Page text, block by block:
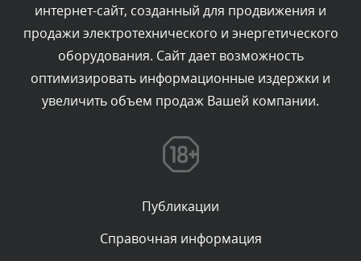
Комментарий проверяется
Текст комментария будет виден после проверки
администратором.
Сегодня, в 06:42
Комментарий проверяется
Текст комментария будет виден после проверки
Комментарий проверяется
Текст комментария будет виден после проверки
администратором.
интернет-сайт, созданный для продвижения и
продажи электротехнического и энергетического
оборудования. Сайт дает возможность
оптимизировать информационные издержки и
увеличить объем продаж Вашей компании.
Публикации
Справочная информация